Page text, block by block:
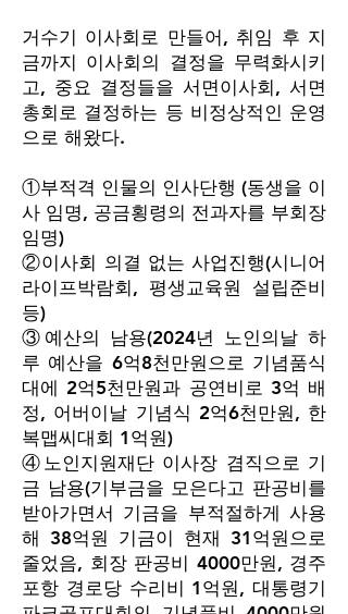
거수기 이사회로 만들어, 취임 후 지
금까지 이사회의 결정을 무력화시키
고, 중요 결정들을 서면이사회, 서면
총회로 결정하는 등 비정상적인 운영
으로 해왔다.
①부적격 인물의 인사단행 (동생을 이
사 임명, 공금횡령의 전과자를 부회장
임명)
②이사회 의결 없는 사업진행(시니어
라이프박람회, 평생교육원 설립준비
등)
③예산의 남용(2024년 노인의날 하
루 예산을 6억8천만원으로 기념품식
대에 2억5천만원과 공연비로 3억 배
정, 어버이날 기념식 2억6천만원, 한
복맵씨대회 1억원)
④노인지원재단 이사장 겸직으로 기
금 남용(기부금을 모은다고 판공비를
받아가면서 기금을 부적절하게 사용
해 38억원 기금이 현재 31억원으로
줄었음, 회장 판공비 4000만원, 경주
포항 경로당 수리비 1억원, 대통령기